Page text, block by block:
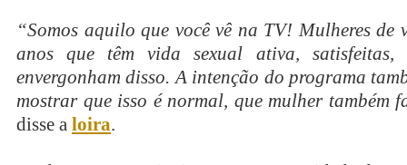
“Somos aquilo que você vê na TV! Mulheres de
anos que têm vida sexual ativa, satisfeitas,
envergonham disso. A intenção do programa
mostrar que isso é normal, que mulher também
disse a loira.